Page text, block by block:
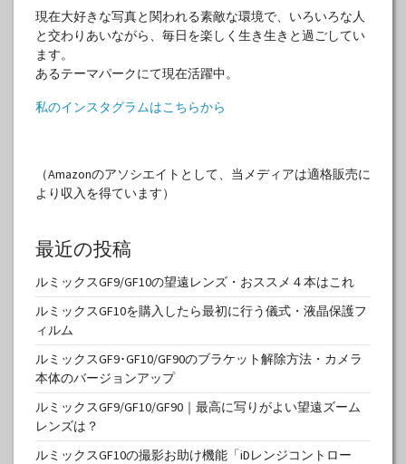
現在大好きな写真と関われる素敵な環境で、いろいろな人
と交わりあいながら、毎日を楽しく生き生きと過ごしてい
ます。
あるテーマパークにて現在活躍中。
私のインスタグラムはこちらから
（Amazonのアソシエイトとして、当メディアは適格販売に
より収入を得ています）
最近の投稿
ルミックスGF9/GF10の望遠レンズ・おススメ４本はこれ
ルミックスGF10を購入したら最初に行う儀式・液晶保護フ
ィルム
ルミックスGF9･GF10/GF90のブラケット解除方法・カメラ
本体のバージョンアップ
ルミックスGF9/GF10/GF90｜最高に写りがよい望遠ズーム
レンズは？
ルミックスGF10の撮影お助け機能「iDレンジコントロー